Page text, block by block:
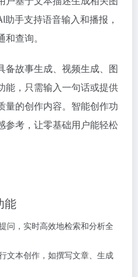
手支持语音输入和播报，
查询。
备故事生成、视频生成、图
能，只需输入一句话或提供
量的创作内容。智能创作功
参考，让零基础用户能轻松
能
问，实时高效地检索和分析全
文本创作，如撰写文章、生成